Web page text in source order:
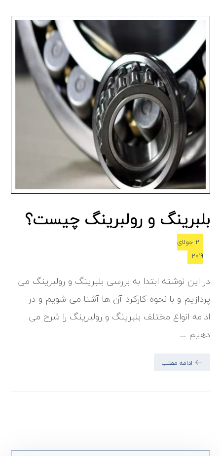
بلبرینگ و رولبرینگ چیست؟
2 جولای
2019
در این نوشته ابتدا به بررسی بلبرینگ و رولبرینگ می
پردازیم و با نحوه کارکرد آن ها آشنا می شویم و در
ادامه انواع مختلف بلبرینگ و رولبرینگ را شرح می
دهیم ...
ادامه مطلب